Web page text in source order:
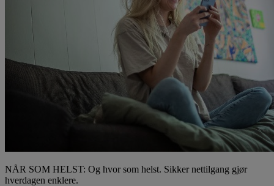
NÅR SOM HELST: Og hvor som helst. Sikker nettilgang gjør
hverdagen enklere.